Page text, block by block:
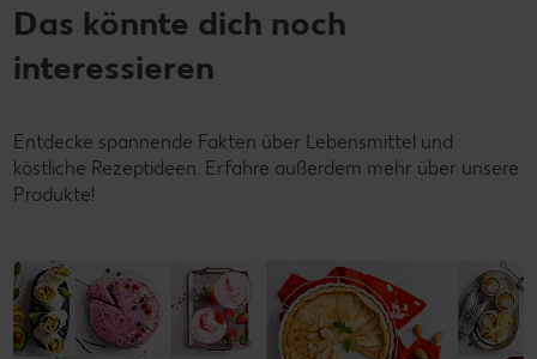
Das könnte dich noch
interessieren
Entdecke spannende Fakten über Lebensmittel und
köstliche Rezeptideen. Erfahre außerdem mehr über unsere
Produkte!